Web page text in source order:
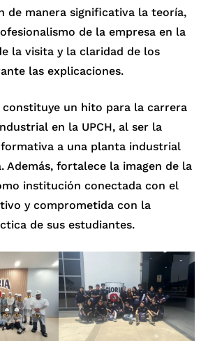
de manera significativa la teoría,
de la empresa en la
la visita y la claridad de los
las explicaciones.
constituye un hito para la carrera
en la UPCH, al ser la
a una planta industrial
Además, fortalece la imagen de la
institución conectada con el
y comprometida con la
de sus estudiantes.